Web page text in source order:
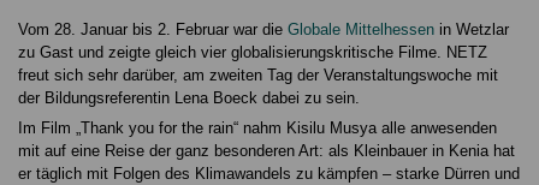
Vom 28. Januar bis 2. Februar war die Globale Mittelhessen in Wetzlar
zu Gast und zeigte gleich vier globalisierungskritische Filme. NETZ
freut sich sehr darüber, am zweiten Tag der Veranstaltungswoche mit
der Bildungsreferentin Lena Boeck dabei zu sein.
Im Film „Thank you for the rain“ nahm Kisilu Musya alle anwesenden
mit auf eine Reise der ganz besonderen Art: als Kleinbauer in Kenia hat
er täglich mit Folgen des Klimawandels zu kämpfen – starke Dürren und